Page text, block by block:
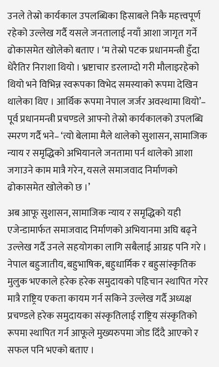
उनले तेस्रो कार्यकाल उपलब्धिका हिसाबले निकै महत्त्वपूर्ण
रहेको उल्लेख गर्दै यसले जनतालाई नयाँ आशा जागृत गर्ने
ढोकासमेत खोलेको बताए । ‘म तेस्रो पटक प्रधानमन्त्री हुँदा
धेरैतिर निराशा थियो । भ्रष्टाचार डरलाग्दो गरी मौलाइरहेको
थियो भने विभिन्न स्वरूपका विभेद समस्याको रूपमा देखिन
थालेका थिए । आर्थिक रूपमा नेपाल जर्जर अवस्थामा थियो’–
पूर्व प्रधानमन्त्री प्रचण्डले आफ्नो तेस्रो कार्यकालको उपलब्धि
स्मरण गर्दै भने– ‘त्यो बेलामा मैले थालेको सुशासन, सामाजिक
न्याय र समृद्धिको अभियानले जनतामा पर्न थालेको आशा
जगाउने काम मात्रै गरेन, यसले समाजवाद निर्माणको
ढोकासमेत खोलेको छ ।’
अब आफू सुशासन, सामाजिक न्याय र समृद्धिको यही
एजेन्डामार्फत समाजवाद निर्माणको अभियानमा अघि बढ्ने
उल्लेख गर्दै उनले सहयोगका लागि सबैलाई आग्रह पनि गरे ।
नेपाल बहुजातीय, बहुभाषिक, बहुधार्मिक र बहुसांस्कृतिक
मुलुक भएकाले हरेक हरेक समुदायको पहिचान स्थापित गरेर
मात्रै राष्ट्रिय एकता कायम गर्न सकिने उल्लेख गर्दै अध्यक्ष
प्रचण्डले हरेक समुदायका संस्कृतिलाई राष्ट्रिय संस्कृतिको
रूपमा स्थापित गर्न आफूले मुख्यरुपमा जोड दिँदै आएको र
सफल पनि भएको बताए ।